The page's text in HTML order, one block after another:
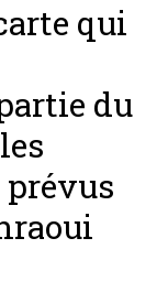
qui
du